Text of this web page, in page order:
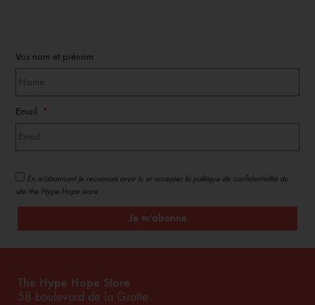
Vos nom et prénom
Email
En m'abonnant je reconnais avoir lu et accepter la politique de confidentialité du
site the Hype Hope store
Je m'abonne
The Hype Hope Store
58 boulevard de la Grotte